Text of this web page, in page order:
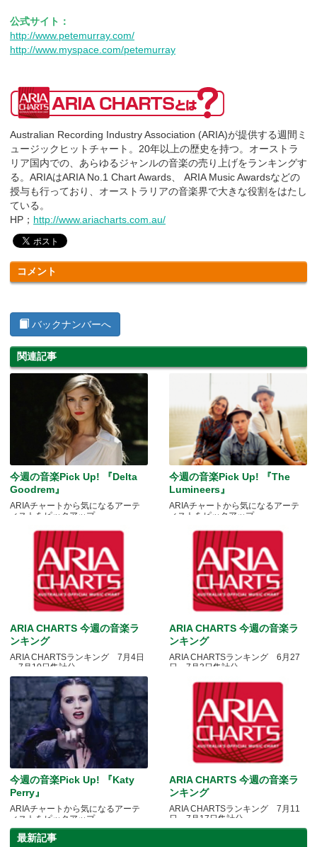
公式サイト：
http://www.petemurray.com/
http://www.myspace.com/petemurray
Australian Recording Industry Association (ARIA)が提供する週間ミ
ュージックヒットチャート。20年以上の歴史を持つ。オーストラ
リア国内での、あらゆるジャンルの音楽の売り上げをランキングす
る。ARIAはARIA No.1 Chart Awards、 ARIA Music Awardsなどの
授与も行っており、オーストラリアの音楽界で大きな役割をはたし
ている。
HP； http://www.ariacharts.com.au/
コメント
バックナンバーへ
関連記事
今週の音楽Pick Up! 『Delta
Goodrem』
ARIAチャートから気になるアーテ
ィストをピックアップ
今週の音楽Pick Up! 『The
Lumineers』
ARIAチャートから気になるアーテ
ィストをピックアップ
ARIA CHARTS 今週の音楽ラ
ンキング
ARIA CHARTSランキング 7月4日
～7月10日集計分
ARIA CHARTS 今週の音楽ラ
ンキング
ARIA CHARTSランキング 6月27
日～7月3日集計分
今週の音楽Pick Up! 『Katy
Perry』
ARIAチャートから気になるアーテ
ィストをピックアップ
ARIA CHARTS 今週の音楽ラ
ンキング
ARIA CHARTSランキング 7月11
日～7月17日集計分
最新記事